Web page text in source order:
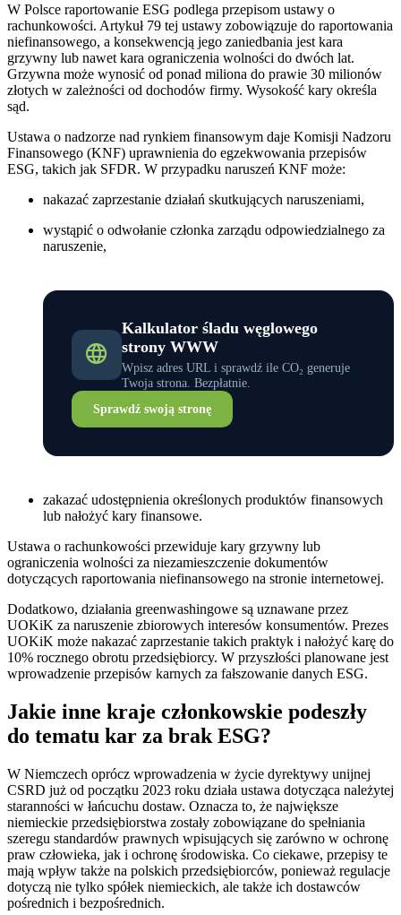
W Polsce raportowanie ESG podlega przepisom ustawy o
rachunkowości. Artykuł 79 tej ustawy zobowiązuje do raportowania
niefinansowego, a konsekwencją jego zaniedbania jest kara
grzywny lub nawet kara ograniczenia wolności do dwóch lat.
Grzywna może wynosić od ponad miliona do prawie 30 milionów
złotych w zależności od dochodów firmy. Wysokość kary określa
sąd.
Ustawa o nadzorze nad rynkiem finansowym daje Komisji Nadzoru
Finansowego (KNF) uprawnienia do egzekwowania przepisów
ESG, takich jak SFDR. W przypadku naruszeń KNF może:
nakazać zaprzestanie działań skutkujących naruszeniami,
wystąpić o odwołanie członka zarządu odpowiedzialnego za
naruszenie,
Kalkulator śladu węglowego
strony WWW
Wpisz adres URL i sprawdź ile CO₂ generuje
Twoja strona. Bezpłatnie.
Sprawdź swoją stronę
zakazać udostępnienia określonych produktów finansowych
lub nałożyć kary finansowe.
Ustawa o rachunkowości przewiduje kary grzywny lub
ograniczenia wolności za niezamieszczenie dokumentów
dotyczących raportowania niefinansowego na stronie internetowej.
Dodatkowo, działania greenwashingowe są uznawane przez
UOKiK za naruszenie zbiorowych interesów konsumentów. Prezes
UOKiK może nakazać zaprzestanie takich praktyk i nałożyć karę do
10% rocznego obrotu przedsiębiorcy. W przyszłości planowane jest
wprowadzenie przepisów karnych za fałszowanie danych ESG.
Jakie inne kraje członkowskie podeszły
do tematu kar za brak ESG?
W Niemczech oprócz wprowadzenia w życie dyrektywy unijnej
CSRD już od początku 2023 roku działa ustawa dotycząca należytej
staranności w łańcuchu dostaw. Oznacza to, że największe
niemieckie przedsiębiorstwa zostały zobowiązane do spełniania
szeregu standardów prawnych wpisujących się zarówno w ochronę
praw człowieka, jak i ochronę środowiska. Co ciekawe, przepisy te
mają wpływ także na polskich przedsiębiorców, ponieważ regulacje
dotyczą nie tylko spółek niemieckich, ale także ich dostawców
pośrednich i bezpośrednich.